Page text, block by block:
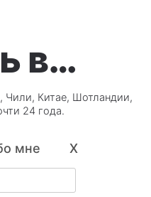
в…
Чили, Китае, Шотландии,
24 года.
мне X